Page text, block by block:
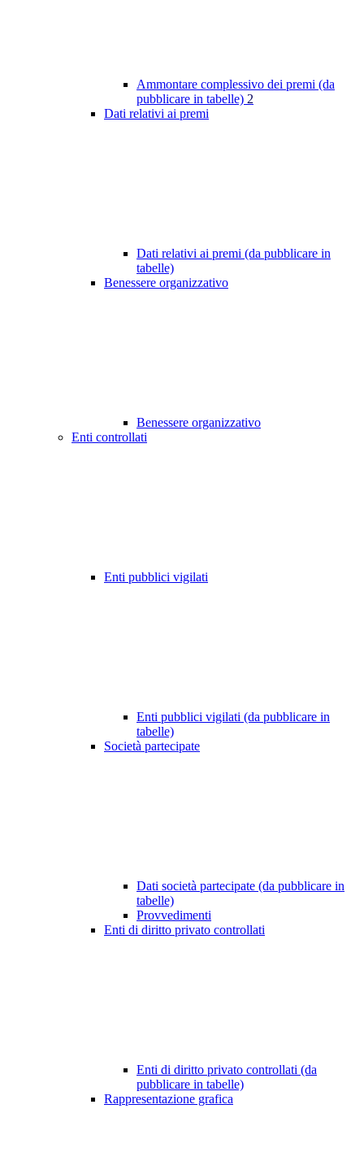
Ammontare complessivo dei premi (da
pubblicare in tabelle) 2
Dati relativi ai premi
Dati relativi ai premi (da pubblicare in
tabelle)
Benessere organizzativo
Benessere organizzativo
Enti controllati
Enti pubblici vigilati
Enti pubblici vigilati (da pubblicare in
tabelle)
Società partecipate
Dati società partecipate (da pubblicare in
tabelle)
Provvedimenti
Enti di diritto privato controllati
Enti di diritto privato controllati (da
pubblicare in tabelle)
Rappresentazione grafica